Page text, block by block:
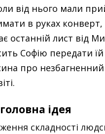
від нього мали
в руках конверт,
останній лист
Софію передати
про незбагненний
ідея
складності